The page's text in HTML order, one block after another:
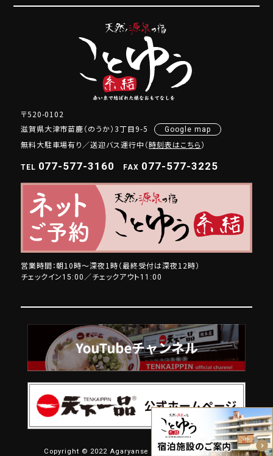
〒520-0102
滋賀県大津市苗鹿（のうか）3丁目9-5
Google map
無料大駐車場有り／送迎バス運行中（時刻表はこちら）
TEL 077-577-3160 FAX 077-577-3225
営業時間：朝10時～深夜1時（最終受付は深夜12時）
チェックイン 15:00 ／チェックアウト 11:00
Copyright © 2022 Agaryanse . All Rights Reserved.